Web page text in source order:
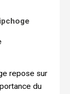
repose sur
du